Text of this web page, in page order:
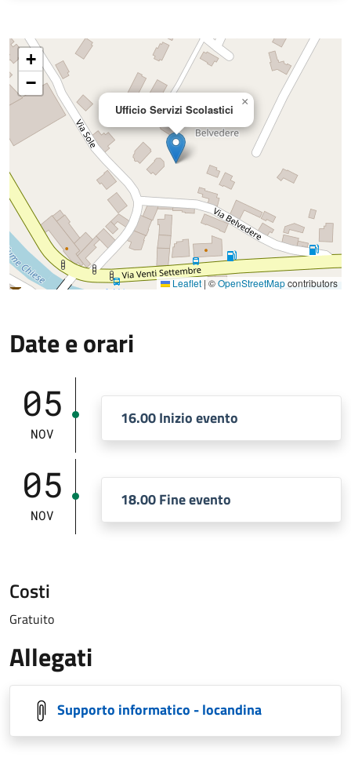
Ufficio Servizi Scolastici
×
+
−
Leaflet | ©OpenStreetMapcontributors
Date e orari
05
NOV
16.00 Inizio evento
05
NOV
18.00 Fine evento
Costi
Gratuito
Allegati
Supporto informatico - locandina